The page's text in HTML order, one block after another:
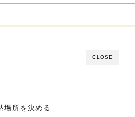
CLOSE
場所を決める